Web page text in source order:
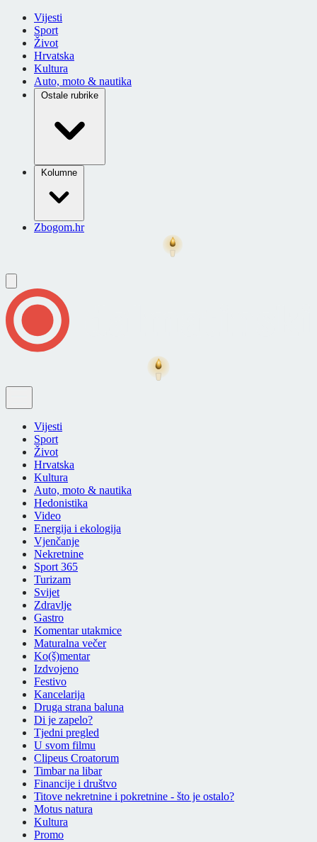
Vijesti
Sport
Život
Hrvatska
Kultura
Auto, moto & nautika
Ostale rubrike
Kolumne
Zbogom.hr
Vijesti
Sport
Život
Hrvatska
Kultura
Auto, moto & nautika
Hedonistika
Video
Energija i ekologija
Vjenčanje
Nekretnine
Sport 365
Turizam
Svijet
Zdravlje
Gastro
Komentar utakmice
Maturalna večer
Ko(š)mentar
Izdvojeno
Festivo
Kancelarija
Druga strana baluna
Di je zapelo?
Tjedni pregled
U svom filmu
Clipeus Croatorum
Timbar na libar
Financije i društvo
Titove nekretnine i pokretnine - što je ostalo?
Motus natura
Kultura
Promo